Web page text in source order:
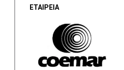
ΕΤΑΙΡΕΙΑ